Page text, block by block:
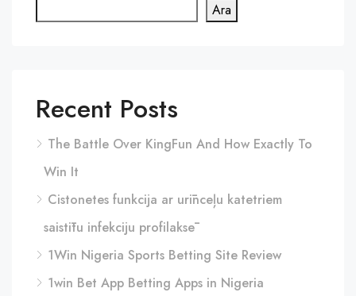
Ara
Recent Posts
The Battle Over KingFun And How Exactly To
Win It
Cistonetes funkcija ar urīnceļu katetriem
saistītu infekciju profilaksē
1Win Nigeria Sports Betting Site Review
1win Bet App Betting Apps in Nigeria